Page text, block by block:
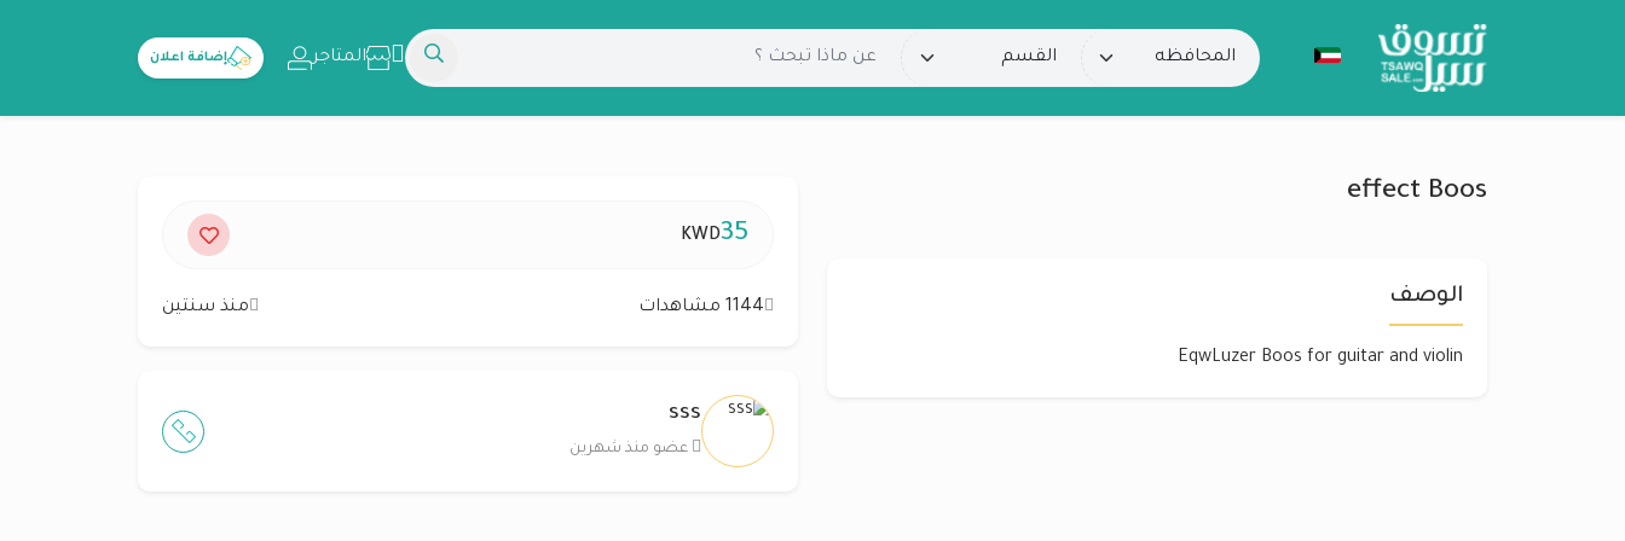
المتاجر إضافة اعلان
effect Boos
الوصف
EqwLuzer Boos for guitar and violin
35
KWD
1144 مشاهدات منذ سنتين
sss
عضو منذ شهرين